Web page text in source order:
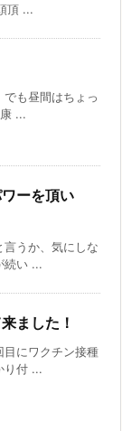
頂 ...
も昼間はちょっ
...
ーを頂い
うか、気にしな
続い ...
ました！
目にワクチン接種
り付 ...